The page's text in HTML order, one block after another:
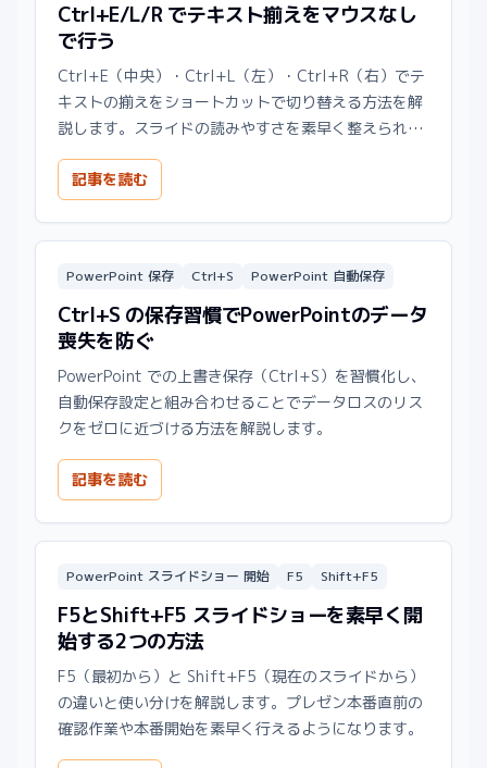
Ctrl+E/L/R でテキスト揃えをマウスなし
で行う
Ctrl+E（中央）・Ctrl+L（左）・Ctrl+R（右）でテ
キストの揃えをショートカットで切り替える方法を解
説します。スライドの読みやすさを素早く整えられま
す。
記事を読む
PowerPoint 保存 Ctrl+S PowerPoint 自動保存
Ctrl+S の保存習慣でPowerPointのデータ
喪失を防ぐ
PowerPoint での上書き保存（Ctrl+S）を習慣化し、
自動保存設定と組み合わせることでデータロスのリス
クをゼロに近づける方法を解説します。
記事を読む
PowerPoint スライドショー 開始 F5 Shift+F5
F5とShift+F5 スライドショーを素早く開
始する2つの方法
F5（最初から）と Shift+F5（現在のスライドから）
の違いと使い分けを解説します。プレゼン本番直前の
確認作業や本番開始を素早く行えるようになります。